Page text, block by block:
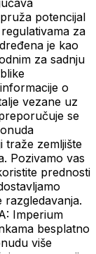
potencijal
za
je kao
za sadnju
o
vezane uz
se
traže zemljište
Pozivamo vas
prednosti
Imperium
besplatno
više